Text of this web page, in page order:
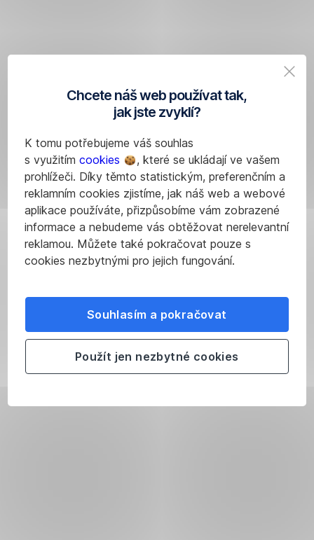
Chcete náš web používat tak,
jak jste zvyklí?
K tomu potřebujeme váš souhlas
s využitím cookies
, které se ukládají ve vašem
prohlížeči. Díky těmto statistickým, preferenčním a
reklamním cookies zjistíme, jak náš web a webové
aplikace používáte, přizpůsobíme vám zobrazené
informace a nebudeme vás obtěžovat nerelevantní
reklamou. Můžete také pokračovat pouze s
cookies nezbytnými pro jejich fungování.
Souhlasím a pokračovat
Použít jen nezbytné cookies